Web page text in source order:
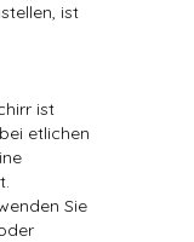
ist
ist
etlichen
Sie